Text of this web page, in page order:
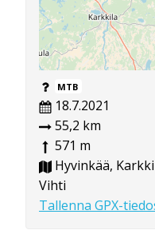
MTB
18.7.2021
55,2 km
571 m
Hyvinkää,
Vihti
Tallenna GPX-